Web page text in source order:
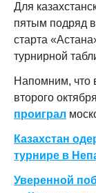
Для
пятым подряд
старта
турнирной
Напомним, что
второго
проиграл
Казахстан
турнире в
Уверенной